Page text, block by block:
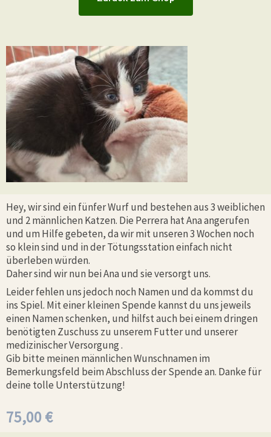
Hey, wir sind ein fünfer Wurf und bestehen aus 3 weiblichen
und 2 männlichen Katzen. Die Perrera hat Ana angerufen
und um Hilfe gebeten, da wir mit unseren 3 Wochen noch
so klein sind und in der Tötungsstation einfach nicht
überleben würden.
Daher sind wir nun bei Ana und sie versorgt uns.
Leider fehlen uns jedoch noch Namen und da kommst du
ins Spiel. Mit einer kleinen Spende kannst du uns jeweils
einen Namen schenken, und hilfst auch bei einem dringen
benötigten Zuschuss zu unserem Futter und unserer
medizinischer Versorgung .
Gib bitte meinen männlichen Wunschnamen im
Bemerkungsfeld beim Abschluss der Spende an. Danke für
deine tolle Unterstützung!
75,00 €